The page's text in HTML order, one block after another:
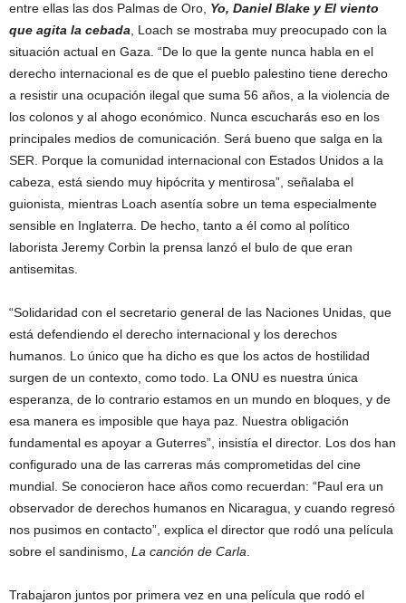
entre ellas las dos Palmas de Oro, Yo, Daniel Blake y El viento
que agita la cebada , Loach se mostraba muy preocupado con la
situación actual en Gaza. “De lo que la gente nunca habla en el
derecho internacional es de que el pueblo palestino tiene derecho
a resistir una ocupación ilegal que suma 56 años, a la violencia de
los colonos y al ahogo económico. Nunca escucharás eso en los
principales medios de comunicación. Será bueno que salga en la
SER. Porque la comunidad internacional con Estados Unidos a la
cabeza, está siendo muy hipócrita y mentirosa”, señalaba el
guionista, mientras Loach asentía sobre un tema especialmente
sensible en Inglaterra. De hecho, tanto a él como al político
laborista Jeremy Corbin la prensa lanzó el bulo de que eran
antisemitas.
“Solidaridad con el secretario general de las Naciones Unidas, que
está defendiendo el derecho internacional y los derechos
humanos. Lo único que ha dicho es que los actos de hostilidad
surgen de un contexto, como todo. La ONU es nuestra única
esperanza, de lo contrario estamos en un mundo en bloques, y de
esa manera es imposible que haya paz. Nuestra obligación
fundamental es apoyar a Guterres”, insistía el director. Los dos han
configurado una de las carreras más comprometidas del cine
mundial. Se conocieron hace años como recuerdan: “Paul era un
observador de derechos humanos en Nicaragua, y cuando regresó
nos pusimos en contacto”, explica el director que rodó una película
sobre el sandinismo, La canción de Carla
Trabajaron juntos por primera vez en una película que rodó el